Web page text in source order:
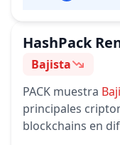
HashPack
Sentimiento
Bajista
PACK muestra
principales
blockchains en